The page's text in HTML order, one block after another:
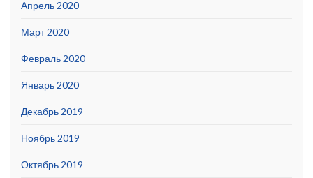
Апрель 2020
Март 2020
Февраль 2020
Январь 2020
Декабрь 2019
Ноябрь 2019
Октябрь 2019